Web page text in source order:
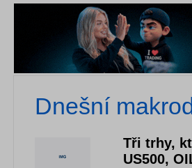
Dnešní
Tři trhy,
US500,